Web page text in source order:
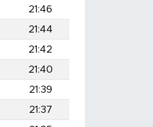
21:46
21:44
21:42
21:40
21:39
21:37